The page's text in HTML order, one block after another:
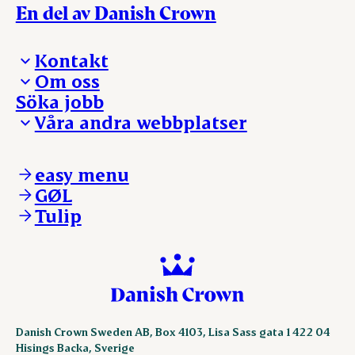
En del av Danish Crown
Kontakt
Presskontakt – För dig som är journalist
Reklamation
Visselblåsning
Om oss
Vi tar ledningen
Våra ställen
Söka jobb
Våra andra webbplatser
ESS-FOOD.com
KLS.se
nordicspoor.com
easy menu
GØL
Tulip
Danish Crown Sweden AB, Box 4103, Lisa Sass gata 1 422 04
Hisings Backa, Sverige